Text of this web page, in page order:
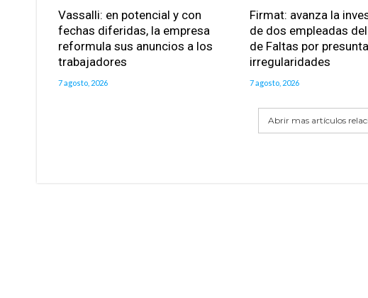
Vassalli: en potencial y con
fechas diferidas, la empresa
reformula sus anuncios a los
trabajadores
7 agosto, 2026
Firmat: avanza la
de dos empleadas
de Faltas por
irregularidades
7 agosto, 2026
Abrir mas artículos